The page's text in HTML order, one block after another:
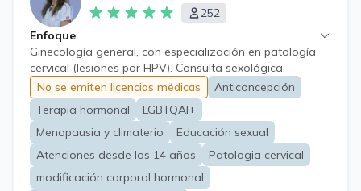
252
Enfoque
Ginecología general, con especialización en patología
cervical (lesiones por HPV). Consulta sexológica.
Consejería en anticoncepción y prevención de embarazo
no deseado. Consejería sobre procesos de modificación
corporal hormonal para pacientes trans.
Acompañamiento en etapa de pre y post menopausia.
No se emiten licencias médicas
Anticoncepción
Terapia hormonal
LGBTQAI+
Menopausia y climaterio
Educación sexual
Atenciones desde los 14 años
Patologia cervical
modificación corporal hormonal